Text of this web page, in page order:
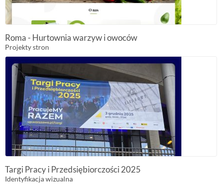
Roma - Hurtownia warzyw i owoców
Projekty stron
Targi Pracy i Przedsiębiorczości 2025
Identyfikacja wizualna